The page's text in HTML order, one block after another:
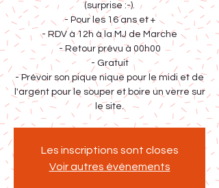
(surprise :-).
- Pour les 16 ans et +
- RDV à 12h à la MJ de Marche
- Retour prévu à 00h00
- Gratuit
- Prévoir son pique nique pour le midi et de
l'argent pour le souper et boire un verre sur
le site.
Les inscriptions sont closes
Voir autres événements